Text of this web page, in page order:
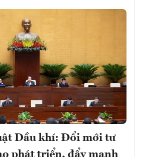
Dầu khí: Đổi mới tư
phát triển, đẩy mạnh